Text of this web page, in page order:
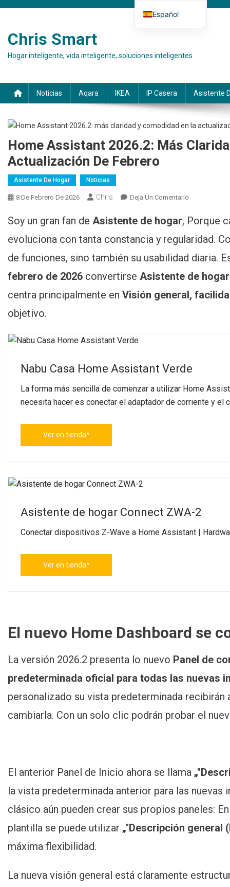
Chris Smart
Hogar inteligente, vida inteligente, soluciones inteligentes
Noticias Aqara IKEA IP Casera Asistente
Home Assistant 2026.2: Más
Actualización De Febrero
Asistente De Hogar Noticias
8 De Febrero De 2026 Chris Deja Un Comentario
2026.2 –
Übersicht
Und Komfort
Update
Soy un gran fan de Asistente de hogar, Porque
evoluciona con tanta constancia y regularidad.
de funciones, sino también su usabilidad diaria.
febrero de 2026 convertirse Asistente de
centra principalmente en Visión general,
objetivo.
Nabu Casa Home Assistant Verde
La forma más sencilla de comenzar a utilizar Home
necesita hacer es conectar el adaptador de corriente y el
Ver en tienda*
Asistente de hogar Connect ZWA-2
Conectar dispositivos Z-Wave a Home Assistant |
Ver en tienda*
El nuevo Home Dashboard se
La versión 2026.2 presenta lo nuevo Panel de
predeterminada oficial para todas las nuevas
personalizado su vista predeterminada recibirán
cambiarla. Con un solo clic podrán probar el
El anterior Panel de Inicio ahora se llama
la vista predeterminada anterior para las nuevas
clásico aún pueden crear sus propios paneles:
plantilla se puede utilizar „"Descripción general
máxima flexibilidad.
La nueva visión general está claramente
Español
Italiano